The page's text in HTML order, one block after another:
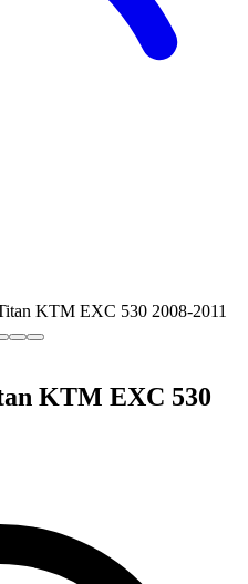
KTM EXC 530 2008-2011
KTM EXC 530